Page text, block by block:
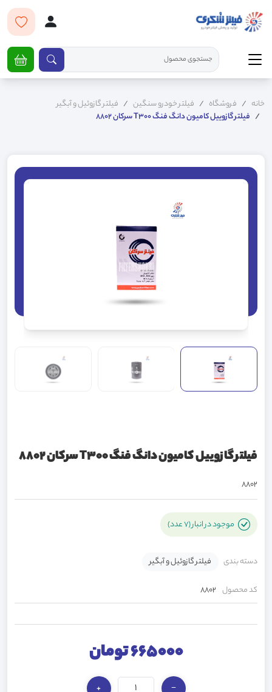
خانه فروشگاه فیلتر خودرو سنگین
فیلتر گازوئیل و آبگیر
فیلتر گازوییل کامیون دانگ فنگ T300 سرکان 8802
فیلتر گازوییل کامیون دانگ فنگ T300 سرکان 8802
8802
موجود در انبار (7 عدد)
دسته بندی فیلتر گازوئیل و آبگیر
کد محصول 8802
665000 تومان
−
+